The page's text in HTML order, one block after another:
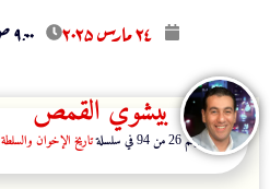
۲٤ مارس ۲۰۲۵ ۹:۰۰ ص
بيشوي القمص
المقال رقم 26 من 94 في سلسلة تاريخ الإخوان والسلطة